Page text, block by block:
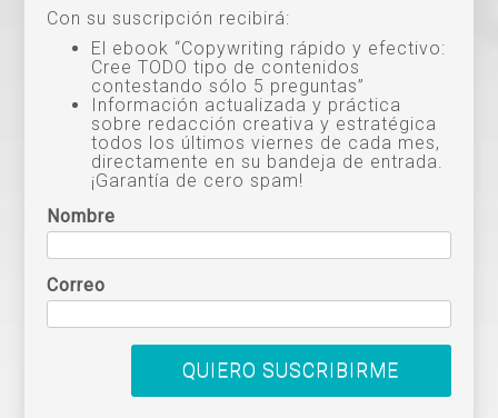
Con su suscripción recibirá:
El ebook “Copywriting rápido y efectivo:
Cree TODO tipo de contenidos
contestando sólo 5 preguntas”
Información actualizada y práctica
sobre redacción creativa y estratégica
todos los últimos viernes de cada mes,
directamente en su bandeja de entrada.
¡Garantía de cero spam!
Nombre
Correo